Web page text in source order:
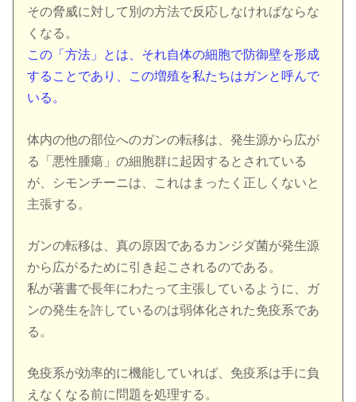
その脅威に対して別の方法で反応しなければならな
くなる。
この「方法」とは、それ自体の細胞で防御壁を形成
することであり、この増殖を私たちはガンと呼んで
いる。
体内の他の部位へのガンの転移は、発生源から広が
る「悪性腫瘍」の細胞群に起因するとされている
が、シモンチーニは、これはまったく正しくないと
主張する。
ガンの転移は、真の原因であるカンジダ菌が発生源
から広がるために引き起こされるのである。
私が著書で長年にわたって主張しているように、ガ
ンの発生を許しているのは弱体化された免疫系であ
る。
免疫系が効率的に機能していれば、免疫系は手に負
えなくなる前に問題を処理する。